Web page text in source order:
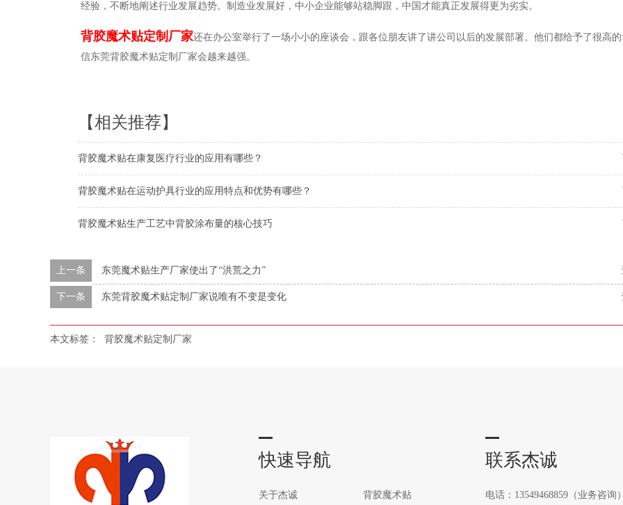
经验，不断地阐述行业发展趋势。制造业发展好，中小企业能够站稳脚跟，中国才能真正发展得更为劣实。
背胶魔术贴定制厂家还在办公室举行了一场小小的座谈会，跟各位朋友讲了讲公司以后的发展部署。他们都给予了很高
信东莞背胶魔术贴定制厂家会越来越强。
【相关推荐】
背胶魔术贴在康复医疗行业的应用有哪些？
背胶魔术贴在运动护具行业的应用特点和优势有哪些？
背胶魔术贴生产工艺中背胶涂布量的核心技巧
上一条 东莞魔术贴生产厂家使出了“洪荒之力”
下一条 东莞背胶魔术贴定制厂家说唯有不变是变化
本文标签： 背胶魔术贴定制厂家
快速导航
关于杰诚 背胶魔术贴
联系杰诚
电话：13549468859（业务咨询